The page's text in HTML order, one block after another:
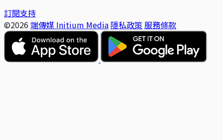
訂閱支持
©2026 端傳媒 Initium Media 隱私政策 服務條款